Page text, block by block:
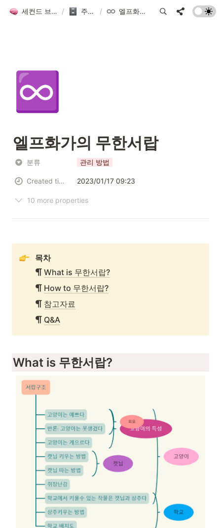
세컨드 브레인 그룹 위키 / 주제별 목차 / 엘프화가의 무한서랍
♾️
엘프화가의 무한서랍
분류 관리 방법
Created time 2023/01/17 09:23
10 more properties
목차
What is 무한서랍?
How to 무한서랍?
참고자료
Q&A
What is 무한서랍?